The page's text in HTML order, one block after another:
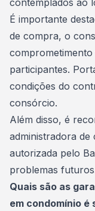
contemplados ao
É importante
de compra, o
participantes.
condições do
consórcio.
Além disso, é
administradora de
autorizada pelo
problemas
Quais são as
em condomínio